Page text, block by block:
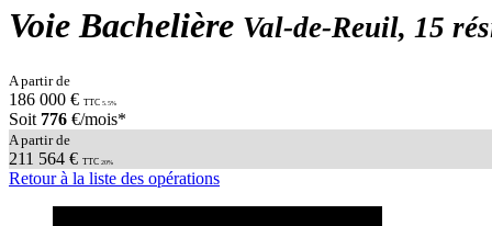
Voie Bachelière Val-de-Reuil, 15
A partir de
186 000 € TTC 5.5%
Soit 776 €/mois*
A partir de
211 564 € TTC 20%
Retour à la liste des opérations